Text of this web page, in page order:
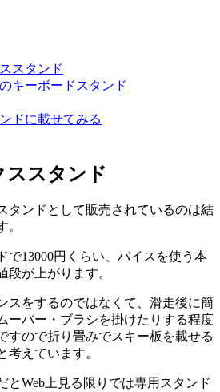
スタンド
キーボードスタンド
ドに載せてみる
ススタンド
タンドとして販売されているのは結
。
で13000円くらい、バイスを使う本
段が上がります。
スをするのではなくて、滑走後に簡
ーバー・ブラシを掛けたりする程度
すので折り畳みでスキー板を載せる
考えています。
とWeb上見る限りでは専用スタンド